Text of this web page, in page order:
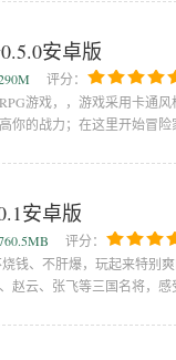
安卓版
评分：
游戏，，游戏采用卡通
你的战力；在这里开始冒
安卓版
评分：
钱、不肝爆，玩起来特
赵云、张飞等三国名将，